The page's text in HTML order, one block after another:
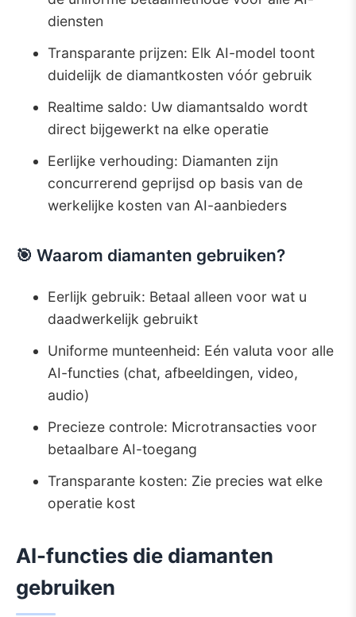
Ondersteuning & bronnen
9.1. 📞 Hulp krijgen
9.2.
📚 Leerbronnen
diensten
Transparante prijzen: Elk AI-model toont
duidelijk de diamantkosten vóór gebruik
Realtime saldo: Uw diamantsaldo wordt
direct bijgewerkt na elke operatie
Eerlijke verhouding: Diamanten zijn
concurrerend geprijsd op basis van de
werkelijke kosten van AI-aanbieders
🎯 Waarom diamanten gebruiken?
Eerlijk gebruik: Betaal alleen voor wat u
daadwerkelijk gebruikt
Uniforme munteenheid: Eén valuta voor alle
AI-functies (chat, afbeeldingen, video,
audio)
Precieze controle: Microtransacties voor
betaalbare AI-toegang
Transparante kosten: Zie precies wat elke
operatie kost
AI-functies die diamanten
gebruiken